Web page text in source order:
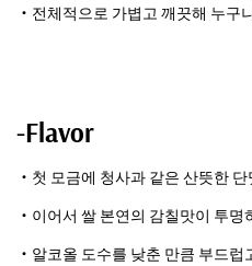
・전체적으로 가볍고 깨끗해 누구
-Flavor
・첫 모금에 청사과 같은 산뜻한
・이어서 쌀 본연의 감칠맛이 투명
・알코올 도수를 낮춘 만큼 부드